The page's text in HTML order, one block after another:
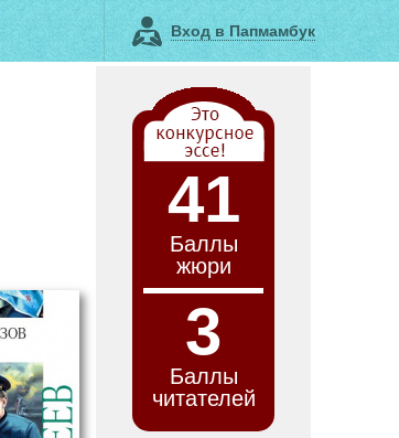
Вход в Папмамбук
41
Баллы
жюри
3
Баллы
читателей